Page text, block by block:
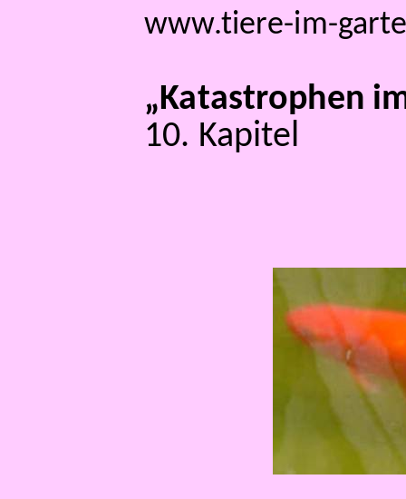
www.tiere-im-
„Katastrophen
10. Kapitel